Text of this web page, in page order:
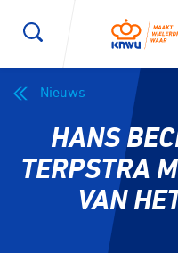
Kenniscentrum
Magazine
Nieuws
HANS
TERPSTRA
VAN
Wegwielrennen
Kunstwielrijden